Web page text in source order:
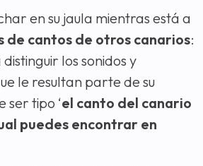
en su jaula mientras está a
de cantos de otros canarios:
los sonidos y
le resultan parte de su
ser tipo ‘el canto del canario
puedes encontrar en